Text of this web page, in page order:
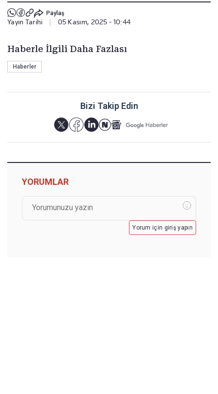
Paylaş
Yayın Tarihi 05 Kasım, 2025 - 10:44
Haberle İlgili Daha Fazlası
Haberler
Bizi Takip Edin
YORUMLAR
Yorum için giriş yapın